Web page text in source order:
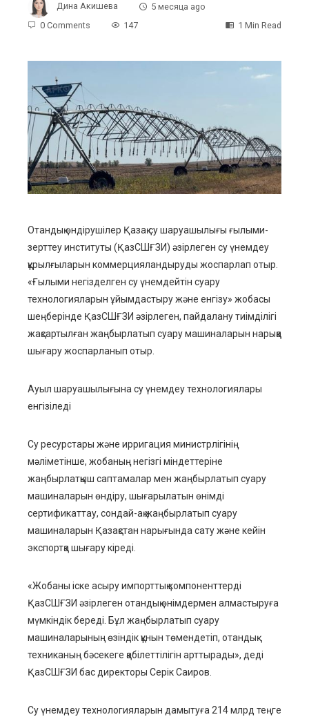
Дина Акишева
5 месяца ago
0 Comments
147 1 Min Read
Отандық өндірушілер Қазақ су шаруашылығы ғылыми-
зерттеу институты (ҚазСШҒЗИ) әзірлеген су үнемдеу
құрылғыларын коммерцияландыруды жоспарлап отыр.
«Ғылыми негізделген су үнемдейтін суару
технологияларын ұйымдастыру және енгізу» жобасы
шеңберінде ҚазСШҒЗИ әзірлеген, пайдалану тиімділігі
жақсартылған жаңбырлатып суару машиналарын нарыққа
шығару жоспарланып отыр.
Ауыл шаруашылығына су үнемдеу технологиялары
енгізіледі
Су ресурстары және ирригация министрлігінің
мәліметінше, жобаның негізгі міндеттеріне
жаңбырлатқыш саптамалар мен жаңбырлатып суару
машиналарын өндіру, шығарылатын өнімді
сертификаттау, сондай-ақ жаңбырлатып суару
машиналарын Қазақстан нарығында сату және кейін
экспортқа шығару кіреді.
«Жобаны іске асыру импорттық компоненттерді
ҚазСШҒЗИ әзірлеген отандық өнімдермен алмастыруға
мүмкіндік береді. Бұл жаңбырлатып суару
машиналарының өзіндік құнын төмендетіп, отандық
техниканың бәсекеге қабілеттілігін арттырады», деді
ҚазСШҒЗИ бас директоры Серік Саиров.
Су үнемдеу технологияларын дамытуға 214 млрд теңге